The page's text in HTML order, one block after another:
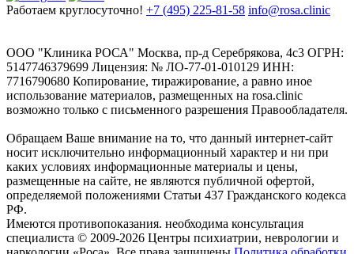
Работаем круглосуточно! +7 (495) 225-81-58 info@rosa.clinic
ООО "Клиника РОСА" Москва, пр-д Серебрякова, 4с3 ОГРН:
5147746379699 Лицензия: № ЛО-77-01-010129 ИНН:
7716790680 Копирование, тиражирование, а равно иное
использование материалов, размещенных на rosa.clinic
возможно только с письменного разрешения Правообладателя.
Обращаем Ваше внимание на то, что данный интернет-сайт
носит исключительно информационный характер и ни при
каких условиях информационные материалы и цены,
размещенные на сайте, не являются публичной офертой,
определяемой положениями Статьи 437 Гражданского кодекса
РФ.
Имеются противопоказания. необходима консультация
специалиста © 2009-2026 Центры психиатрии, неврологии и